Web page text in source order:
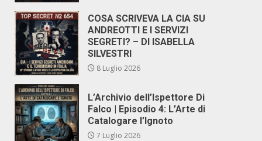
COSA SCRIVEVA LA CIA SU
ANDREOTTI E I SERVIZI
SEGRETI? – DI ISABELLA
SILVESTRI
8 Luglio 2026
L’Archivio dell’Ispettore Di
Falco | Episodio 4: L’Arte di
Catalogare l’Ignoto
7 Luglio 2026